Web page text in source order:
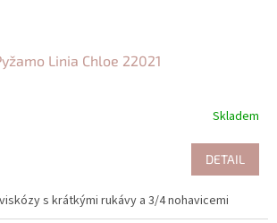
Linia Chloe 22021
Skladem
DETAIL
s krátkými rukávy a 3/4 nohavicemi